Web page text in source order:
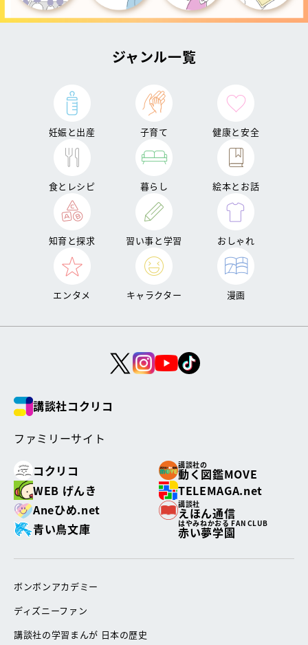
ジャンル一覧
妊娠と出産 子育て 健康と安全
食とレシピ 暮らし 絵本とお話
知育と探求 習い事と学習 おしゃれ
エンタメ キャラクター 漫画
講談社コクリコ
ファミリーサイト
コクリコ
講談社の
動く図鑑MOVE
WEB げんき
TELEMAGA.net
Aneひめ.net
講談社
えほん通信
青い鳥文庫
はやみねかおる FAN CLUB
赤い夢学園
ボンボンアカデミー
ディズニーファン
講談社の学習まんが 日本の歴史